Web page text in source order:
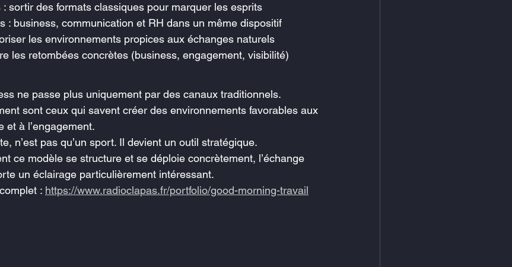
: sortir des formats classiques pour marquer les esprits
: business, communication et RH dans un même dispositif
les environnements propices aux échanges naturels
les retombées concrètes (business, engagement, visibilité)
ne passe plus uniquement par des canaux traditionnels.
sont ceux qui savent créer des environnements favorables aux
et à l’engagement.
n’est pas qu’un sport. Il devient un outil stratégique.
ce modèle se structure et se déploie concrètement, l’échange
un éclairage particulièrement intéressant.
: https://www.radioclapas.fr/portfolio/good-morning-travail